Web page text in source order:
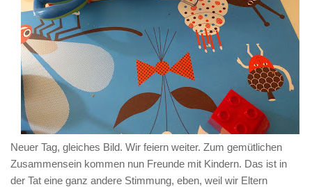
Neuer Tag, gleiches Bild. Wir feiern weiter. Zum gemütlichen
Zusammensein kommen nun Freunde mit Kindern. Das ist in
der Tat eine ganz andere Stimmung, eben, weil wir Eltern